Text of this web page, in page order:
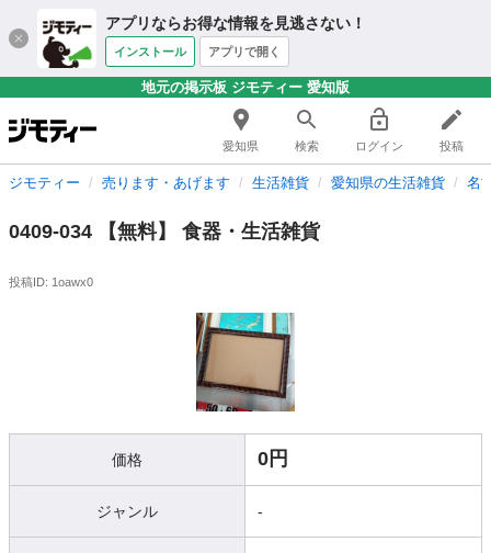
アプリならお得な情報を見逃さない！
インストール アプリで開く
地元の掲示板 ジモティー 愛知版
愛知県 検索 ログイン 投稿
ジモティー 売ります・あげます 生活雑貨 愛知県の生活雑貨 名
0409-034 【無料】 食器・生活雑貨
投稿ID: 1oawx0
価格 0円
ジャンル -